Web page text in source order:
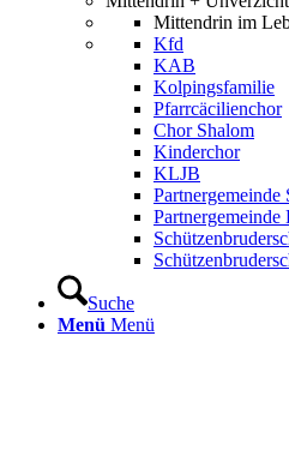
Mittendrin im
Kfd
KAB
Kolpingsfamilie
Pfarrcäcilienchor
Chor Shalom
Kinderchor
KLJB
Partnergemeinde
Suche
Menü Menü